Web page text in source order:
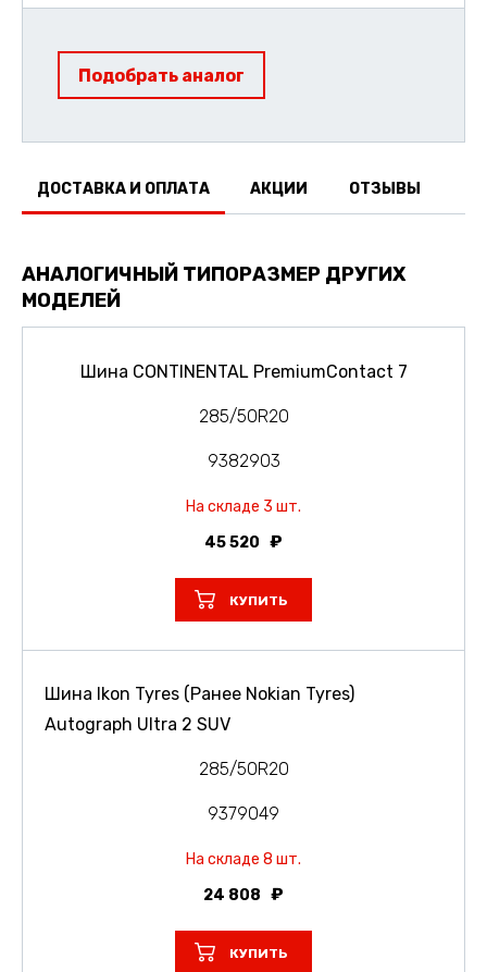
Подобрать аналог
ДОСТАВКА И ОПЛАТА АКЦИИ ОТЗЫВЫ
АНАЛОГИЧНЫЙ ТИПОРАЗМЕР ДРУГИХ
МОДЕЛЕЙ
Шина CONTINENTAL PremiumContact 7
285/50R20
9382903
На складе 3 шт.
45 520
КУПИТЬ
Шина Ikon Tyres (Ранее Nokian Tyres)
Autograph Ultra 2 SUV
285/50R20
9379049
На складе 8 шт.
24 808
КУПИТЬ